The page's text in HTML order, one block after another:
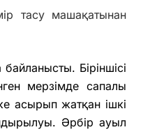
тасу машақатынан
Біріншісі
мерзімде сапалы
асырып жатқан ішкі
Әрбір ауыл